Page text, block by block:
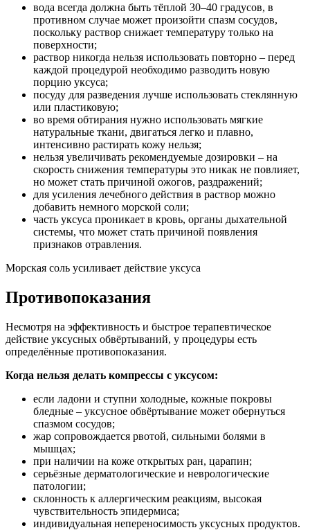
вода всегда должна быть тёплой 30–40 градусов, в
противном случае может произойти спазм сосудов,
поскольку раствор снижает температуру только на
поверхности;
раствор никогда нельзя использовать повторно – перед
каждой процедурой необходимо разводить новую
порцию уксуса;
посуду для разведения лучше использовать стеклянную
или пластиковую;
во время обтирания нужно использовать мягкие
натуральные ткани, двигаться легко и плавно,
интенсивно растирать кожу нельзя;
нельзя увеличивать рекомендуемые дозировки – на
скорость снижения температуры это никак не повлияет,
но может стать причиной ожогов, раздражений;
для усиления лечебного действия в раствор можно
добавить немного морской соли;
часть уксуса проникает в кровь, органы дыхательной
системы, что может стать причиной появления
признаков отравления.
Морская соль усиливает действие уксуса
Противопоказания
Несмотря на эффективность и быстрое терапевтическое
действие уксусных обвёртываний, у процедуры есть
определённые противопоказания.
Когда нельзя делать компрессы с уксусом:
если ладони и ступни холодные, кожные покровы
бледные – уксусное обвёртывание может обернуться
спазмом сосудов;
жар сопровождается рвотой, сильными болями в
мышцах;
при наличии на коже открытых ран, царапин;
серьёзные дерматологические и неврологические
патологии;
склонность к аллергическим реакциям, высокая
чувствительность эпидермиса;
индивидуальная непереносимость уксусных продуктов.